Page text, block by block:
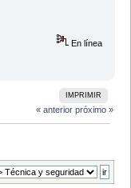
En línea
IMPRIMIR
« anterior próximo »